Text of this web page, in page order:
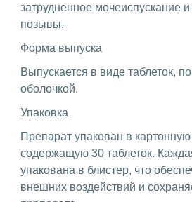
затрудненное мочеиспускание
позывы.
Форма выпуска
Выпускается в виде таблеток,
оболочкой.
Упаковка
Препарат упакован в картонную
содержащую 30 таблеток.
упакована в блистер, что
внешних воздействий и